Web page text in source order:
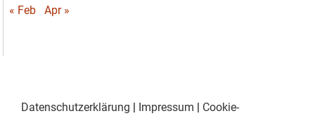
« Feb
Apr »
Datenschutzerklärung | Impressum | Cookie-